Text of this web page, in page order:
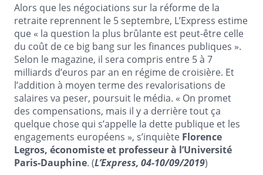
Alors que les négociations sur la réforme de la
retraite reprennent le 5 septembre, L’Express estime
que « la question la plus brûlante est peut-être celle
du coût de ce big bang sur les finances publiques ».
Selon le magazine, il sera compris entre 5 à 7
milliards d’euros par an en régime de croisière. Et
l’addition à moyen terme des revalorisations de
salaires va peser, poursuit le média. « On promet
des compensations, mais il y a derrière tout ça
quelque chose qui s’appelle la dette publique et les
engagements européens », s’inquiète Florence
Legros, économiste et professeur à l’Université
Paris-Dauphine. (L’Express, 04-10/09/2019)